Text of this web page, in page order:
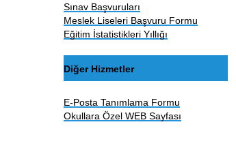
Sınav Başvuruları
Meslek Liseleri Başvuru Formu
Eğitim İstatistikleri Yıllığı
Diğer Hizmetler
E-Posta Tanımlama Formu
Okullara Özel WEB Sayfası